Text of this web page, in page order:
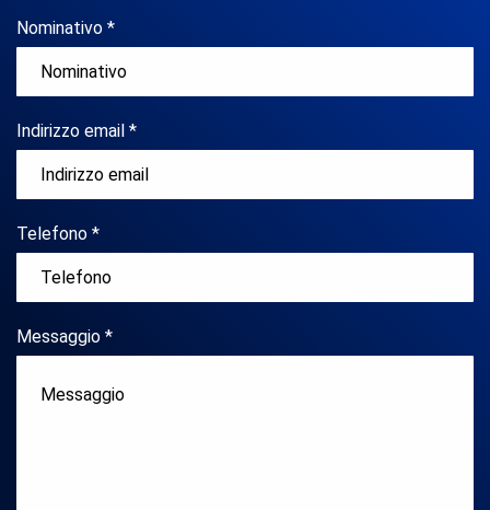
Nominativo *
Indirizzo email *
Telefono *
Messaggio *